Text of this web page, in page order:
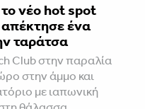
νέο hot spot
ένα
ταράτσα
Club στην παραλία
στην άμμο και
με ιαπωνική